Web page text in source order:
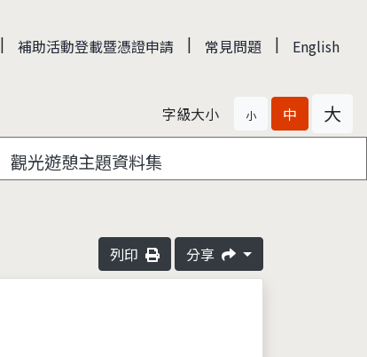
| 補助活動登載暨憑證申請 | 常見問題 | English
字級大小 小 中 大
觀光遊憩主題資料集
列印 分享